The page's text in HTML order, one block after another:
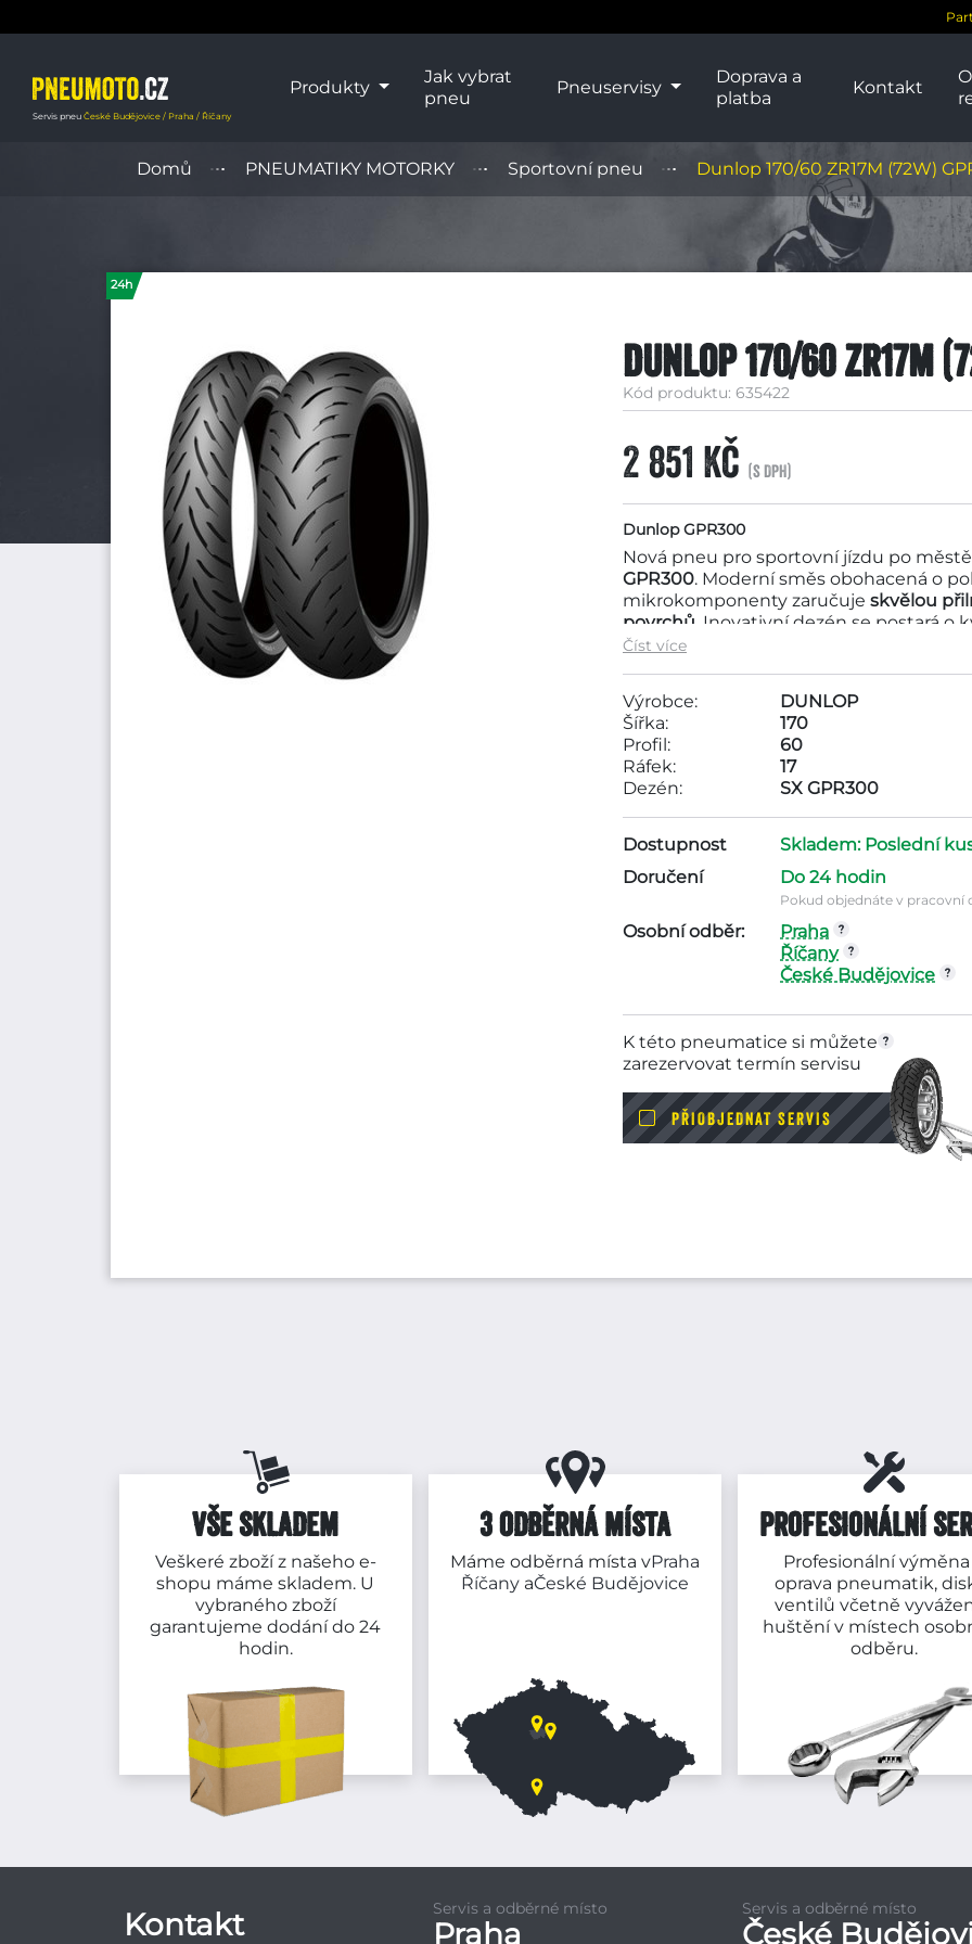
Servis pneu České Budějovice / Praha / Říčany
Produkty
Jak vybrat
pneu
Pneuservisy
Doprava a
platba
Kontakt
Domů PNEUMATIKY MOTORKY Sportovní pneu Dunlop 170/60 ZR17M (72W)
24h
Dunlop 170/60 ZR17M
Kód produktu: 635422
2 851 Kč (s DPH)
Dunlop GPR300
Nová pneu pro sportovní jízdu po
GPR300. Moderní směs obohacená o
mikrokomponenty zaručuje skvělou
povrchů . Inovativní dezén se postará
s nově vyvinutou
peněženku? Pak je tato novinka od
pro vás!
Motopneu Dunlop 170/60 ZR17M (72W)
pneumatik do 3000Kč . Tato
Rozměry pneumatiky jsou ráfek - 17,
Číst více
Výrobce:
DUNLOP
Šířka:
170
Profil:
60
Ráfek:
17
Dezén:
SX GPR300
Dostupnost
Skladem: Poslední
Doručení
Do 24 hodin
Pokud objednáte v pracovní
Osobní odběr:
Praha
Říčany
České Budějovice
K této pneumatice si můžete
zarezervovat termín servisu
PŘIOBJEDNAT SERVIS
VŠE SKLADEM
Veškeré zboží z našeho e-
shopu máme skladem. U
vybraného zboží
garantujeme dodání do 24
hodin.
3 ODBĚRNÁ MÍSTA
Máme odběrná místa vPraha
ŘíčanyaČeské Budějovice
PROFESIONÁLNÍ
Profesionální výměna
oprava pneumatik,
ventilů včetně
huštění v místech
odběru.
Kontakt Servis a odběrné místo
Praha
Servis a odběrné místo
České